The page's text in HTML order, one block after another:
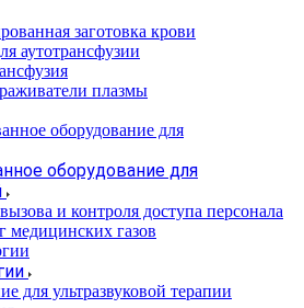
заготовка крови
аутотрансфузии
плазмы
оборудование для
и контроля доступа персонала
медицинских газов
для ультразвуковой терапии